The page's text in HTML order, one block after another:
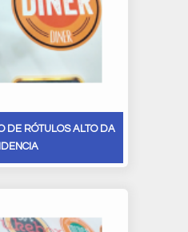
DE RÓTULOS ALTO DA